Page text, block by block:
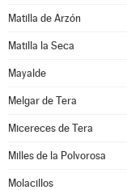
Matilla de Arzón
Matilla la Seca
Mayalde
Melgar de Tera
Micereces de Tera
Milles de la Polvorosa
Molacillos